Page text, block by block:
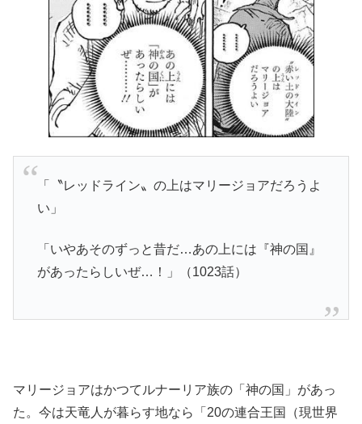
「〝レッドライン〟の上はマリージョアだろうよ
い」
「いやあそのずっと昔だ…あの上には『神の国』
があったらしいぜ…！」（1023話）
マリージョアはかつてルナーリア族の「神の国」があっ
た。今は天竜人が暮らす地なら「20の連合王国（現世界